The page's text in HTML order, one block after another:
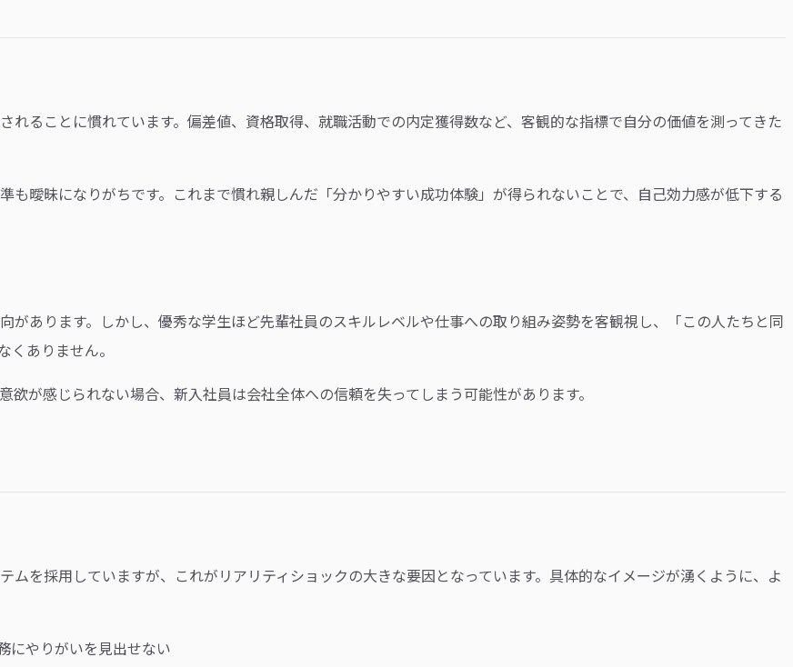
ることに慣れています。偏差値、資格取得、就職活動での内定獲得数など、客観的な指標で自分の価値を測ってきた
も曖昧になりがちです。これまで慣れ親しんだ「分かりやすい成功体験」が得られないことで、自己効力感が低下する
あります。しかし、優秀な学生ほど先輩社員のスキルレベルや仕事への取り組み姿勢を客観視し、「この人たちと同
くありません。
が感じられない場合、新入社員は会社全体への信頼を失ってしまう可能性があります。
を採用していますが、これがリアリティショックの大きな要因となっています。具体的なイメージが湧くように、よ
にやりがいを見出せない